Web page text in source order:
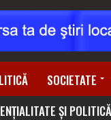
SOCIETATE
ȘI